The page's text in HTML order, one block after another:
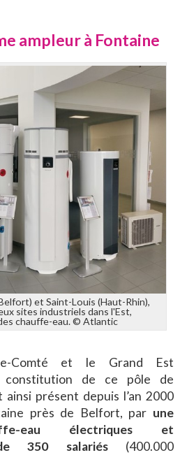
ampleur à Fontaine
et Saint-Louis (Haut-Rhin),
sites industriels dans l'Est,
chauffe-eau. © Atlantic
Comté et le Grand Est
de ce pôle de
présent depuis l’an 2000
près de Belfort, par une
eau électriques et
350 salariés(400.000